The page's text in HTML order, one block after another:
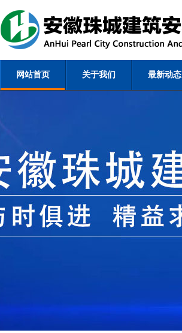
网站首页 关于我们 最新动态